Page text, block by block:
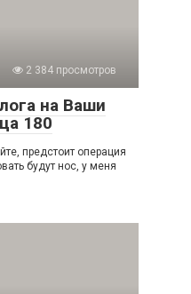
2 384 просмотров
на Ваши
180
предстоит операция
будут нос, у меня